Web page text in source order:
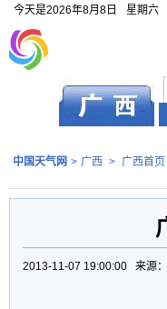
今天是2026年8月8日
星期六
中国天气网 > 广西 > 广西首页
2013-11-07 19:00:00 来源：